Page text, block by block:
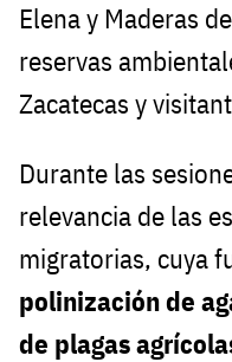
Elena y Maderas
reservas
Zacatecas y
Durante las
relevancia de las
migratorias, cuya
polinización de
de plagas